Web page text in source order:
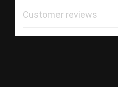
Customer reviews